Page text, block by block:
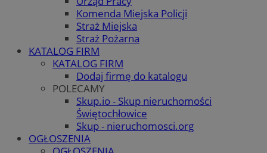
Komenda Miejska Policji
Straż Miejska
Straż Pożarna
KATALOG FIRM
KATALOG FIRM
Dodaj firmę do katalogu
POLECAMY
Skup.io - Skup nieruchomości
Świętochłowice
Skup - nieruchomosci.org
OGŁOSZENIA